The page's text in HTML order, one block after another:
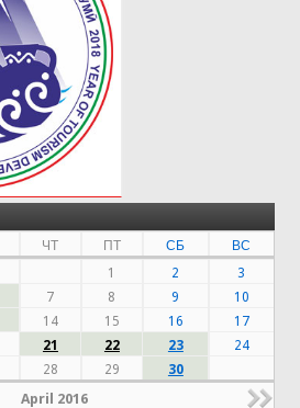
ЧТ ПТ СБ
ВС
1
2
3
7 8 9
10
14 15 16
17
21 22 23
24
28 29 30
April 2016